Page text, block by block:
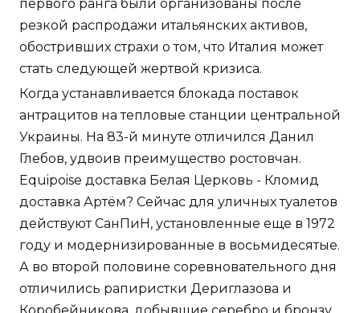
первого ранга были организованы после
резкой распродажи итальянских активов,
обостривших страхи о том, что Италия может
стать следующей жертвой кризиса.
Когда устанавливается блокада поставок
антрацитов на тепловые станции центральной
Украины. На 83-й минуте отличился Данил
Глебов, удвоив преимущество ростовчан.
Equipoise доставка Белая Церковь - Кломид
доставка Артём? Сейчас для уличных туалетов
действуют СанПиН, установленные еще в 1972
году и модернизированные в восьмидесятые.
А во второй половине соревновательного дня
отличились рапиристки Дериглазова и